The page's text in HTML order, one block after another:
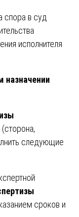
спора в суд
исполнителя
назначении
(сторона,
следующие
сроков и